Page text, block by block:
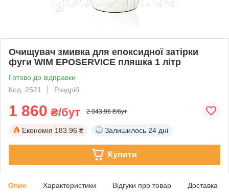
Очищувач змивка для епоксидної затірки
фуги WIM EPOSERVICE пляшка 1 літр
Готово до відправки
Код: 2521
Роздріб
1 860 ₴/бут 2 043,96 ₴/бут
Економія 183.96 ₴ Залишилось 24 дні
Купити
Опис Характеристики Відгуки про товар Доставка